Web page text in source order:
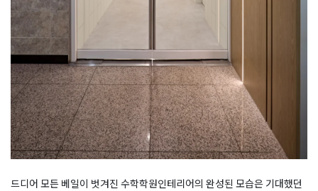
드디어 모든 베일이 벗겨진 수학학원인테리어의 완성된 모습은 기대했던